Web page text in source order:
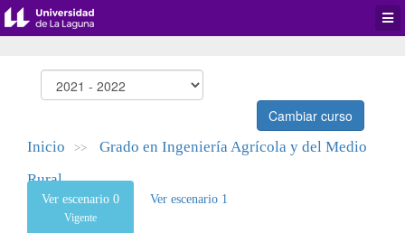
Cambiar curso
Inicio >>
Grado en Ingeniería Agrícola y del Medio
Rural
Ver escenario 0
Vigente
Ver escenario 1